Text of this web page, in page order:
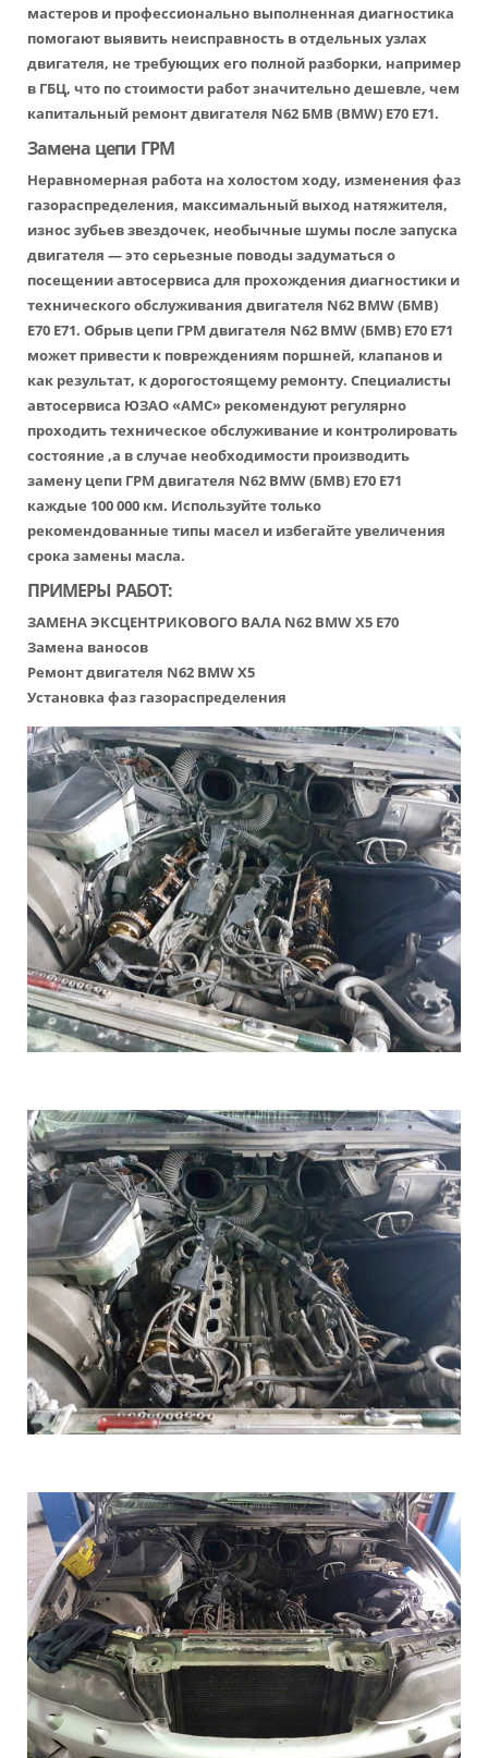
мастеров и профессионально выполненная диагностика
помогают выявить неисправность в отдельных узлах
двигателя, не требующих его полной разборки, например
в ГБЦ, что по стоимости работ значительно дешевле, чем
капитальный ремонт двигателя N62 БМВ (BMW) Е70 Е71.
Замена цепи ГРМ
Неравномерная работа на холостом ходу, изменения фаз
газораспределения, максимальный выход натяжителя,
износ зубьев звездочек, необычные шумы после запуска
двигателя — это серьезные поводы задуматься о
посещении автосервиса для прохождения диагностики и
технического обслуживания двигателя N62 BMW (БМВ)
Е70 Е71. Обрыв цепи ГРМ двигателя N62 BMW (БМВ) Е70 Е71
может привести к повреждениям поршней, клапанов и
как результат, к дорогостоящему ремонту. Специалисты
автосервиса ЮЗАО «АМС» рекомендуют регулярно
проходить техническое обслуживание и контролировать
состояние ,а в случае необходимости производить
замену цепи ГРМ двигателя N62 BMW (БМВ) Е70 Е71
каждые 100 000 км. Используйте только
рекомендованные типы масел и избегайте увеличения
срока замены масла.
ПРИМЕРЫ РАБОТ:
ЗАМЕНА ЭКСЦЕНТРИКОВОГО ВАЛА N62 BMW X5 E70
Замена ваносов
Ремонт двигателя N62 BMW X5
Установка фаз газораспределения